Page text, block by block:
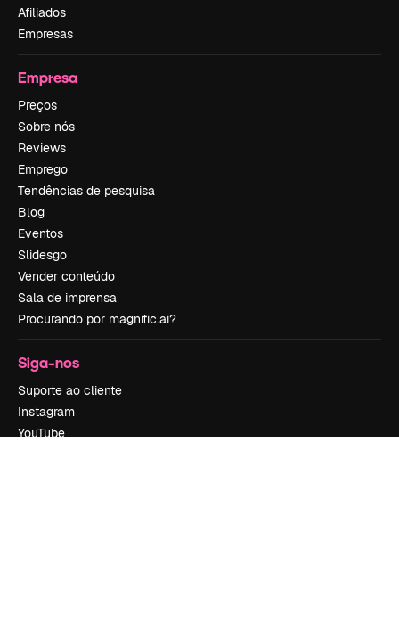
Afiliados
Empresas
Empresa
Preços
Sobre nós
Reviews
Emprego
Tendências de pesquisa
Blog
Eventos
Slidesgo
Vender conteúdo
Sala de imprensa
Procurando por magnific.ai?
Siga-nos
Suporte ao cliente
Instagram
YouTube